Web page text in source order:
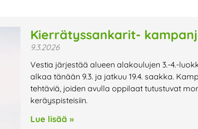
Kierrätyssankarit-
9.3.2026
Vestia järjestää alueen alakoulujen 3.-4.-
alkaa tänään 9.3. ja jatkuu 19.4. saakka.
tehtäviä, joiden avulla oppilaat tutustuvat
keräyspisteisiin.
Lue lisää »